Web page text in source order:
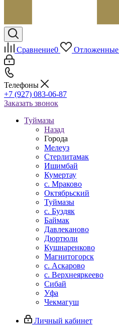
Сравнение0 Отложенные
Телефоны
+7 (927) 083-06-87
Заказать звонок
Туймазы
Назад
Города
Мелеуз
Стерлитамак
Ишимбай
Кумертау
c. Мраково
Октябрьский
Туймазы
c. Буздяк
Баймак
Давлеканово
Дюртюли
Кушнаренково
Магнитогорск
с. Аскарово
с. Верхнеяркеево
Сибай
Уфа
Чекмагуш
Личный кабинет